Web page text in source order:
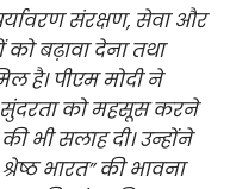
संरक्षण, सेवा और
को बढ़ावा देना तथा
है। पीएम मोदी ने
सुंदरता को महसूस करने
भी सलाह दी। उन्होंने
भारत” की भावना